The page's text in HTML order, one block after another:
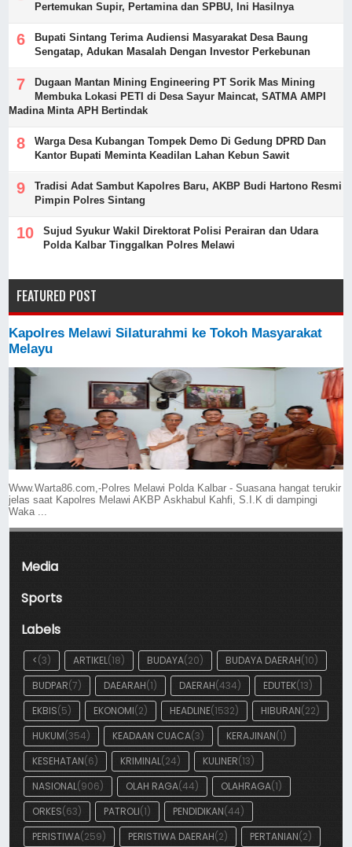
Pertemukan Supir, Pertamina dan SPBU, Ini Hasilnya
Bupati Sintang Terima Audiensi Masyarakat Desa Baung
Sengatap, Adukan Masalah Dengan Investor Perkebunan
Dugaan Mantan Mining Engineering PT Sorik Mas Mining
Membuka Lokasi PETI di Desa Sayur Maincat, SATMA AMPI
Madina Minta APH Bertindak
Warga Desa Kubangan Tompek Demo Di Gedung DPRD Dan
Kantor Bupati Meminta Keadilan Lahan Kebun Sawit
Tradisi Adat Sambut Kapolres Baru, AKBP Budi Hartono Resmi
Pimpin Polres Sintang
Sujud Syukur Wakil Direktorat Polisi Perairan dan Udara
Polda Kalbar Tinggalkan Polres Melawi
FEATURED POST
Kapolres Melawi Silaturahmi ke Tokoh Masyarakat
Melayu
Www.Warta86.com,-Polres Melawi Polda Kalbar - Suasana hangat terukir
jelas saat Kapolres Melawi AKBP Askhabul Kahfi, S.I.K di dampingi
Waka ...
Media
Sports
Labels
<(3) ARTIKEL(18) BUDAYA(20) BUDAYA DAERAH(10)
BUDPAR(7) DAEARAH(1) DAERAH(434) EDUTEK(13)
EKBIS(5) EKONOMI(2) HEADLINE(1532) HIBURAN(22)
HUKUM(354) KEADAAN CUACA(3) KERAJINAN(1)
KESEHATAN(6) KRIMINAL(24) KULINER(13)
NASIONAL(906) OLAH RAGA(44) OLAHRAGA(1)
ORKES(63) PATROLI(1) PENDIDIKAN(44)
PERISTIWA(259) PERISTIWA DAERAH(2) PERTANIAN(2)